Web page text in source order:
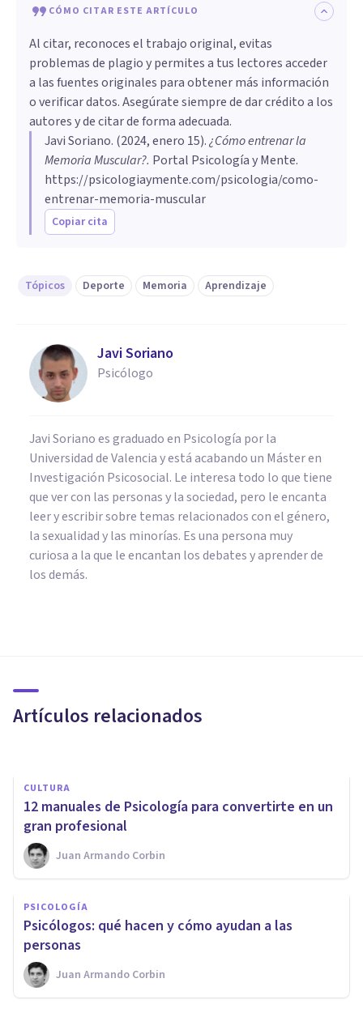
CÓMO CITAR ESTE ARTÍCULO
Al citar, reconoces el trabajo original, evitas
problemas de plagio y permites a tus lectores acceder
a las fuentes originales para obtener más información
o verificar datos. Asegúrate siempre de dar crédito a los
autores y de citar de forma adecuada.
Javi Soriano. (2024, enero 15).¿Cómo entrenar la
Memoria Muscular?. Portal Psicología y Mente.
https://psicologiaymente.com/psicologia/como-
entrenar-memoria-muscular
Copiar cita
Tópicos Deporte Memoria Aprendizaje
Javi Soriano
Psicólogo
Javi Soriano es graduado en Psicología por la
Universidad de Valencia y está acabando un Máster en
Investigación Psicosocial. Le interesa todo lo que tiene
que ver con las personas y la sociedad, pero le encanta
leer y escribir sobre temas relacionados con el género,
la sexualidad y las minorías. Es una persona muy
curiosa a la que le encantan los debates y aprender de
los demás.
Artículos relacionados
excelente
CULTURA
​12 manuales de Psicología para convertirte en un
gran profesional
Juan Armando Corbin
PSICOLOGÍA
​Psicólogos: qué hacen y cómo ayudan a las
personas
Juan Armando Corbin
Los 10 beneficios psicológicos
de practicar ejercicio físico
Jonathan García-Allen